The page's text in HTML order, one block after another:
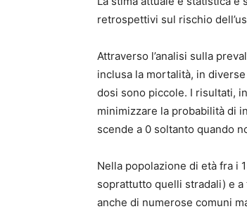
retrospettivi sul rischio
Attraverso l’analisi sulla
inclusa la mortalità, in
dosi sono piccole. I risultati,
minimizzare la probabilità di
scende a 0 soltanto quando
Nella popolazione di età fra i
soprattutto quelli stradali) e a
anche di numerose comuni